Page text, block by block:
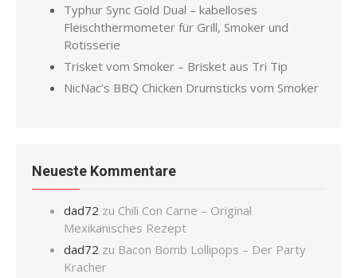
Typhur Sync Gold Dual – kabelloses
Fleischthermometer für Grill, Smoker und
Rotisserie
Trisket vom Smoker – Brisket aus Tri Tip
NicNac’s BBQ Chicken Drumsticks vom Smoker
Neueste Kommentare
dad72 zu Chili Con Carne – Original
Mexikanisches Rezept
dad72 zu Bacon Bomb Lollipops – Der Party
Kracher